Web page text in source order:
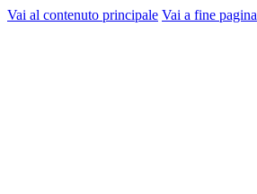
Vai al contenuto principale Vai a fine pagina